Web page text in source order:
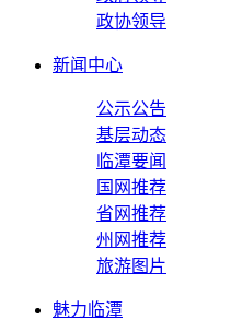
政协领导
新闻中心
公示公告
基层动态
临潭要闻
国网推荐
省网推荐
州网推荐
旅游图片
魅力临潭